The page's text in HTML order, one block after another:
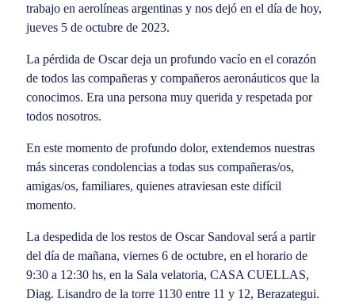
trabajo en aerolíneas argentinas y nos dejó en el día de hoy,
jueves 5 de octubre de 2023.
La pérdida de Oscar deja un profundo vacío en el corazón
de todos las compañeras y compañeros aeronáuticos que la
conocimos. Era una persona muy querida y respetada por
todos nosotros.
En este momento de profundo dolor, extendemos nuestras
más sinceras condolencias a todas sus compañeras/os,
amigas/os, familiares, quienes atraviesan este difícil
momento.
La despedida de los restos de Oscar Sandoval será a partir
del día de mañana, viernes 6 de octubre, en el horario de
9:30 a 12:30 hs, en la Sala velatoria, CASA CUELLAS,
Diag. Lisandro de la torre 1130 entre 11 y 12, Berazategui.